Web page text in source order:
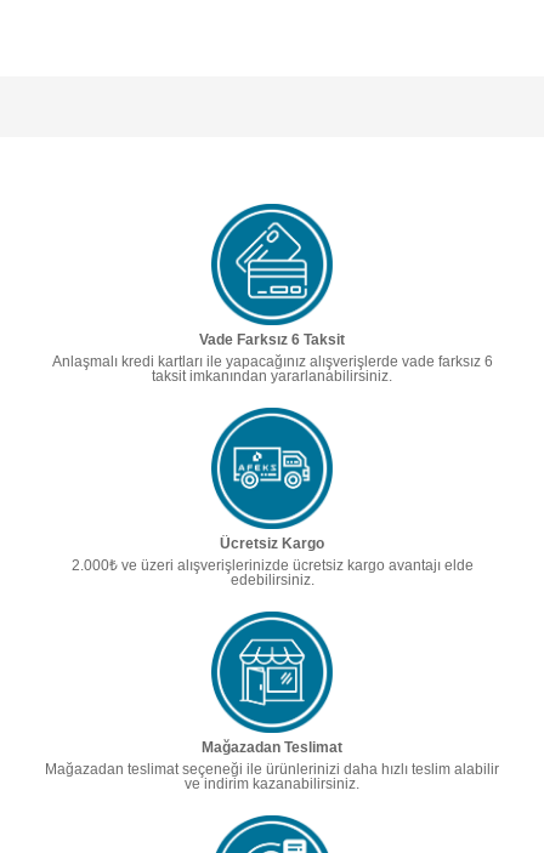
Vade Farksız 6 Taksit
Anlaşmalı kredi kartları ile yapacağınız alışverişlerde vade farksız 6
taksit imkanından yararlanabilirsiniz.
Ücretsiz Kargo
2.000₺ ve üzeri alışverişlerinizde ücretsiz kargo avantajı elde
edebilirsiniz.
Mağazadan Teslimat
Mağazadan teslimat seçeneği ile ürünlerinizi daha hızlı teslim alabilir
ve indirim kazanabilirsiniz.